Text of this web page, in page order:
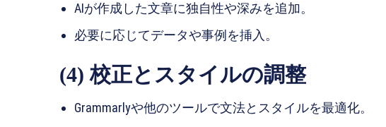
AIが作成した文章に独自性や深みを追加。
必要に応じてデータや事例を挿入。
(4) 校正とスタイルの調整
Grammarlyや他のツールで文法とスタイルを最適化。